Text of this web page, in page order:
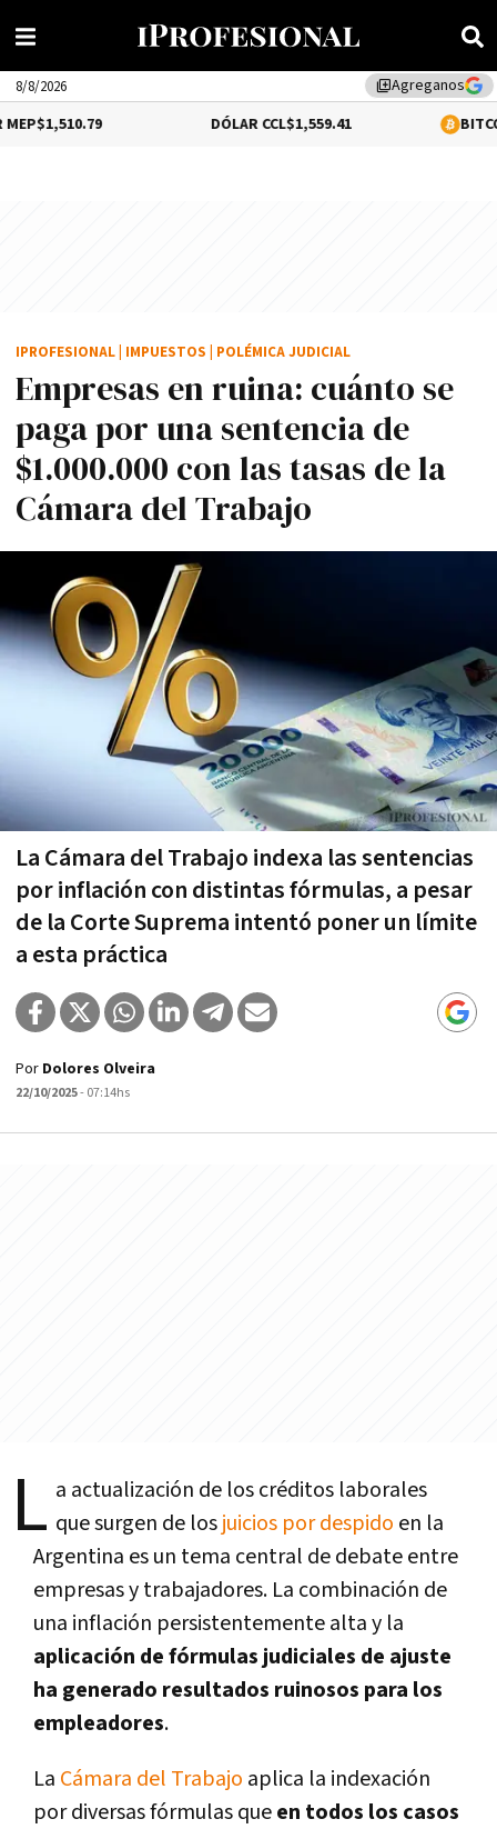
library_addAgreganos
8/8/2026
$1,559.41 0.12%
Empresas en ruina: cuánto se
paga por una sentencia de
$1.000.000 con las tasas de la
Cámara del Trabajo
La Cámara del Trabajo indexa las sentencias
por inflación con distintas fórmulas, a pesar
de la Corte Suprema intentó poner un límite
a esta práctica
IPROFESIONAL IMPUESTOS POLÉMICA JUDICIAL
Por Dolores Olveira
22/10/2025- 07:14hs
L a actualización de los créditos laborales
que surgen de losjuicios por despido en la
Argentina es un tema central de debate entre
empresas y trabajadores. La combinación de
una inflación persistentemente alta y la
aplicación de fórmulas judiciales de ajuste
ha generado resultados ruinosos para los
empleadores.
La Cámara del Trabajo aplica la indexación
por diversas fórmulas queen todos los casos